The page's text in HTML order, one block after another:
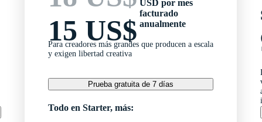
15 US$
USD por mes
facturado
anualmente
Para creadores más grandes que producen a escala
y exigen libertad creativa
Prueba gratuita de 7 días
Todo en Starter, más: